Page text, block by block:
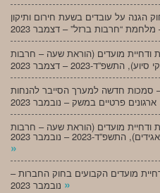
יחסי עבודה – תיקון מס’ 5 לחוק הגנה על עובדים בשעת חירום ותיקון
ודחיית מועדים (הוראת שעה – חרבות
– סמכות חדשה למערך הסייבר להנחות
ודחיית מועדים (הוראת שעה – חרבות
2023 – נובמבר 2023
»
מועדים הקבועים בחוק החברות –
»